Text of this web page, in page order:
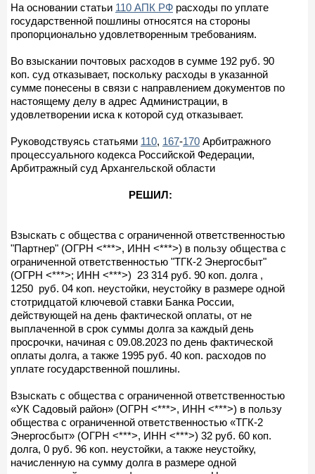
На основании статьи 110 АПК РФ расходы по уплате
государственной пошлины относятся на стороны
пропорционально удовлетворенным требованиям.
Во взыскании почтовых расходов в сумме 192 руб. 90
коп. суд отказывает, поскольку расходы в указанной
сумме понесены в связи с направлением документов по
настоящему делу в адрес Администрации, в
удовлетворении иска к которой суд отказывает.
Руководствуясь статьями 110, 167-170 Арбитражного
процессуального кодекса Российской Федерации,
Арбитражный суд Архангельской области
РЕШИЛ:
Взыскать с общества с ограниченной ответственностью
"Партнер" (ОГРН <***>, ИНН <***>) в пользу общества с
ограниченной ответственностью "ТГК-2 Энергосбыт"
(ОГРН <***>; ИНН <***>) 23 314 руб. 90 коп. долга ,
1250 руб. 04 коп. неустойки, неустойку в размере одной
стотридцатой ключевой ставки Банка России,
действующей на день фактической оплаты, от не
выплаченной в срок суммы долга за каждый день
просрочки, начиная с 09.08.2023 по день фактической
оплаты долга, а также 1995 руб. 40 коп. расходов по
уплате государственной пошлины.
Взыскать с общества с ограниченной ответственностью
«УК Садовый район» (ОГРН <***>, ИНН <***>) в пользу
общества с ограниченной ответственностью «ТГК-2
Энергосбыт» (ОГРН <***>, ИНН <***>) 32 руб. 60 коп.
долга, 0 руб. 96 коп. неустойки, а также неустойку,
начисленную на сумму долга в размере одной